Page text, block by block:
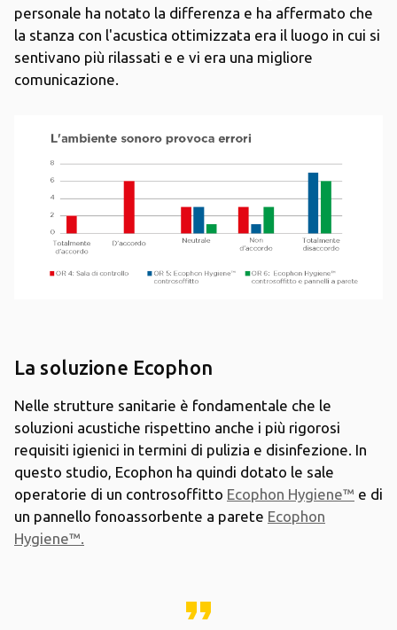
personale ha notato la differenza e ha affermato che
la stanza con l'acustica ottimizzata era il luogo in cui si
sentivano più rilassati e e vi era una migliore
comunicazione.
La soluzione Ecophon
Nelle strutture sanitarie è fondamentale che le
soluzioni acustiche rispettino anche i più rigorosi
requisiti igienici in termini di pulizia e disinfezione. In
questo studio, Ecophon ha quindi dotato le sale
operatorie di un controsoffitto Ecophon Hygiene™ e di
un pannello fonoassorbente a parete Ecophon
Hygiene™.
format_quote